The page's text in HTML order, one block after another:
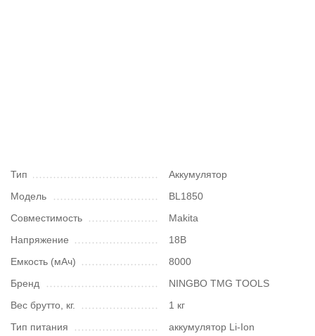
Тип
Аккумулятор
Модель
BL1850
Совместимость
Makita
Напряжение
18В
Емкость (мАч)
8000
Бренд
NINGBO TMG TOOLS
Вес брутто, кг.
1 кг
Тип питания
аккумулятор Li-Ion